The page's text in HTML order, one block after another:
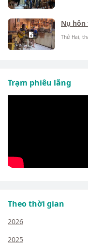
Nụ hôn
Thứ Hai,
Trạm phiêu lãng
Theo thời gian
2026
2025